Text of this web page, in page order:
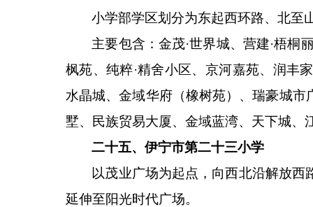
小学部学区划分为东起西环路、北至
主要包含：金茂·世界城、营建·梧桐
枫苑、纯粹·精舍小区、京河嘉苑、润丰
水晶城、金域华府（橡树苑）、瑞豪城
墅、民族贸易大厦、金域蓝湾、天下城、
二十五、伊宁市第二十三小学
以茂业广场为起点，向西北沿解放
延伸至阳光时代广场。